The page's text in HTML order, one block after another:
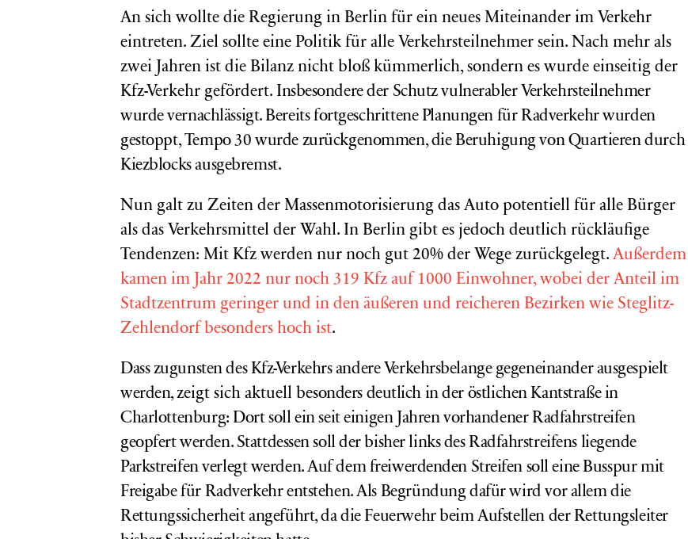
An sich wollte die Regierung in Berlin für ein neues Miteinander im Verkehr
eintreten. Ziel sollte eine Politik für alle Verkehrsteilnehmer sein. Nach mehr als
zwei Jahren ist die Bilanz nicht bloß kümmerlich, sondern es wurde einseitig der
Kfz-Verkehr gefördert. Insbesondere der Schutz vulnerabler Verkehrsteilnehmer
wurde vernachlässigt. Bereits fortgeschrittene Planungen für Radverkehr wurden
gestoppt, Tempo 30 wurde zurückgenommen, die Beruhigung von Quartieren durch
Kiezblocks ausgebremst.
Nun galt zu Zeiten der Massenmotorisierung das Auto potentiell für alle Bürger
als das Verkehrsmittel der Wahl. In Berlin gibt es jedoch deutlich rückläufige
Tendenzen: Mit Kfz werden nur noch gut 20% der Wege zurückgelegt. Außerdem
kamen im Jahr 2022 nur noch 319 Kfz auf 1000 Einwohner, wobei der Anteil im
Stadtzentrum geringer und in den äußeren und reicheren Bezirken wie Steglitz-
Zehlendorf besonders hoch ist.
Dass zugunsten des Kfz-Verkehrs andere Verkehrsbelange gegeneinander ausgespielt
werden,zeigt sich aktuell besonders deutlich in der östlichen Kantstraße in
Charlottenburg: Dort soll ein seit einigen Jahren vorhandener Radfahrstreifen
geopfertwerden. Stattdessen soll der bisher links des Radfahrstreifens liegende
Parkstreifen verlegt werden. Auf dem freiwerdenden Streifen soll eine Busspur mit
Freigabe für Radverkehr entstehen. Als Begründung dafür wird vor allem die
Rettungssicherheit angeführt, da die Feuerwehr beim Aufstellen der Rettungsleiter